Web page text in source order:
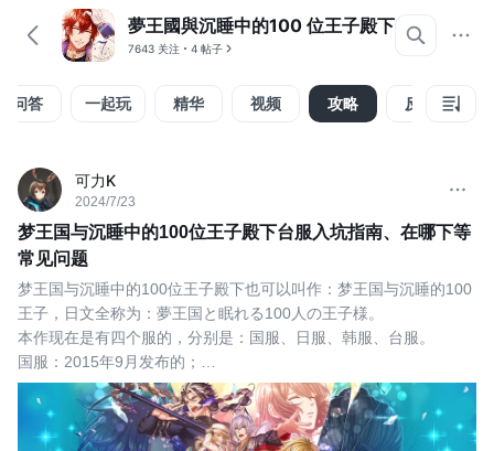
夢王國與沉睡中的100 位王子殿下
7643 关注 4 帖子
问答 一起玩 精华 视频 攻略 反馈
可力K
2024/7/23
梦王国与沉睡中的100位王子殿下台服入坑指南、在哪下等
常见问题
梦王国与沉睡中的100位王子殿下也可以叫作：梦王国与沉睡的100
王子，日文全称为：夢王国と眠れる100人の王子様。
本作现在是有四个服的，分别是：国服、日服、韩服、台服。
国服：2015年9月发布的；
日服：2015年3月发布的，语言只支持日文；
韩服：2016年11月发布的，韩文名：꿈왕국과 잠자는 100명의 왕
자님；